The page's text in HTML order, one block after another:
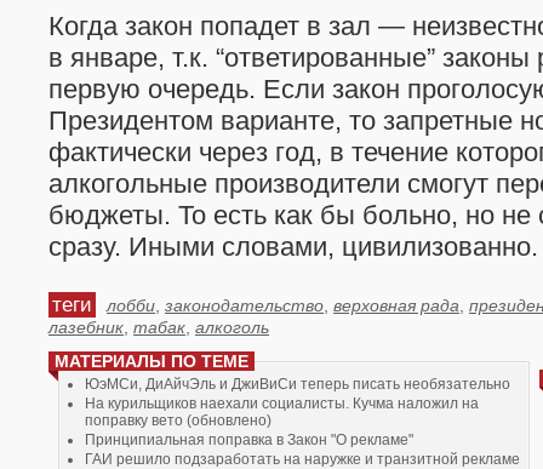
Когда закон попадет в зал —
в январе, т.к. “ответированные”
первую очередь. Если закон
Президентом варианте, то запретные
фактически через год, в течение
алкогольные производители смогут
бюджеты. То есть как бы больно, но не
сразу. Иными словами,
теги лобби законодательство верховная рада
лазебник табак алкоголь
МАТЕРИАЛЫ ПО ТЕМЕ
ЮэМСи, ДиАйчЭль и ДжиВиСи теперь писать необязательно
На курильщиков наехали социалисты. Кучма наложил на
поправку вето (обновлено)
Принципиальная поправка в Закон "О рекламе"
ГАИ решило подзаработать на наружке и транзитной рекламе